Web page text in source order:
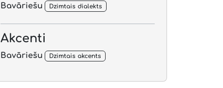
Bavāriešu Dzimtais dialekts
Akcenti
Bavāriešu Dzimtais akcents